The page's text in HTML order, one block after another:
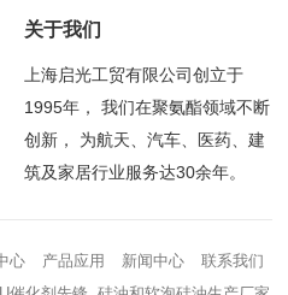
关于我们
上海启光工贸有限公司创立于
1995年， 我们在聚氨酯领域不断
创新， 为航天、汽车、医药、建
筑及家居行业服务达30余年。
心 产品应用 新闻中心
联系我们